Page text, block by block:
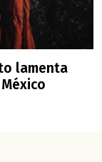
lamenta